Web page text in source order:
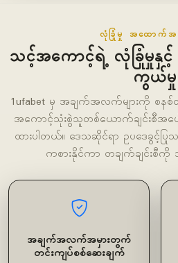
လုံခြုံမှု အထောက်အထ
သင့်အကောင့်ရဲ့ လုံခြုံမှု
ကွယ်မှု
1ufabet မှ အချက်အလက်များကို စနစ်
အကောင့်သုံးစွဲသူတစ်ယောက်ချင်းစီ
ထားပါတယ်။ ဒေသဆိုင်ရာ ဥပဒေခွင့်ပြု
ကစားနိုင်ကာ တချက်ချင်းစီကို
အချက်အလက်အမှားတွက်
တင်းကျပ်စစ်ဆေးချက်